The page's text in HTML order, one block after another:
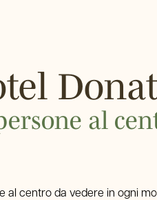
al
al centro da vedere in ogni